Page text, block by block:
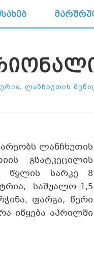
ᲚᲐᲜᲩᲮᲣᲗᲘᲡ
ლანჩხუთის
გზატკეცილის
წყლის სარკე 8
საშუალო–1,5
ფარგა, წერი
იწყება აპრილში